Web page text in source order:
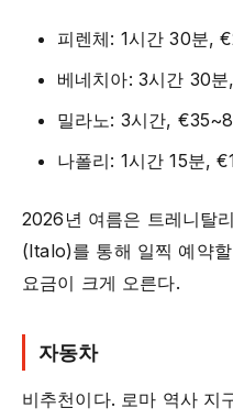
피렌체: 1시간 30분,
베네치아: 3시간 30
밀라노: 3시간,
나폴리: 1시간 15분,
2026년 여름은 트레니탈
(Italo)를 통해 일찍 예약
요금이 크게 오른다.
자동차
비추천이다. 로마 역사 지